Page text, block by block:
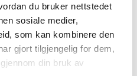
du bruker nettstedet
sosiale medier,
som kan kombinere den
gjort tilgjengelig for dem,
din bruk av
2.490,00
Tomt På Lager